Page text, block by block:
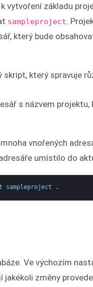
k vytvoření základu
sampleproject .
který bude
skript, který spravuje
s názvem projektu,
vnořených
umístilo do
sampleproject .
Ve výchozím
jakékoli změny